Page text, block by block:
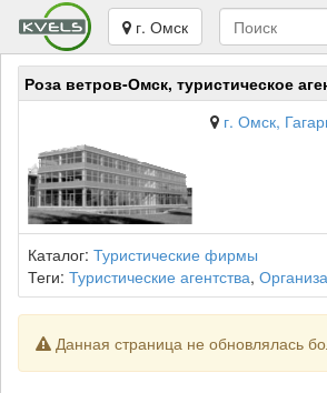
г. Омск
Роза ветров-Омск, туристическое
г. Омск,
Каталог: Туристические фирмы
Теги: Туристические агентства,
Данная страница не обновлялась